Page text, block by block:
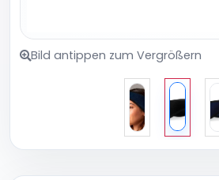
Bild antippen zum Vergrößern